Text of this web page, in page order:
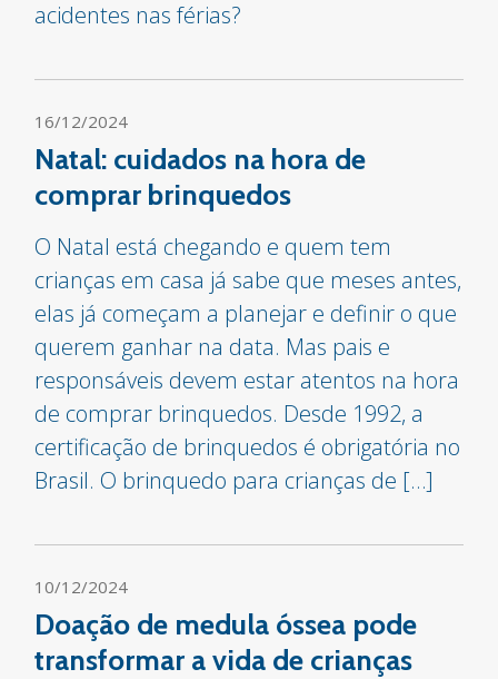
acidentes nas férias?
16/12/2024
Natal: cuidados na hora de
comprar brinquedos
O Natal está chegando e quem tem
crianças em casa já sabe que meses antes,
elas já começam a planejar e definir o que
querem ganhar na data. Mas pais e
responsáveis devem estar atentos na hora
de comprar brinquedos. Desde 1992, a
certificação de brinquedos é obrigatória no
Brasil. O brinquedo para crianças de […]
10/12/2024
Doação de medula óssea pode
transformar a vida de crianças